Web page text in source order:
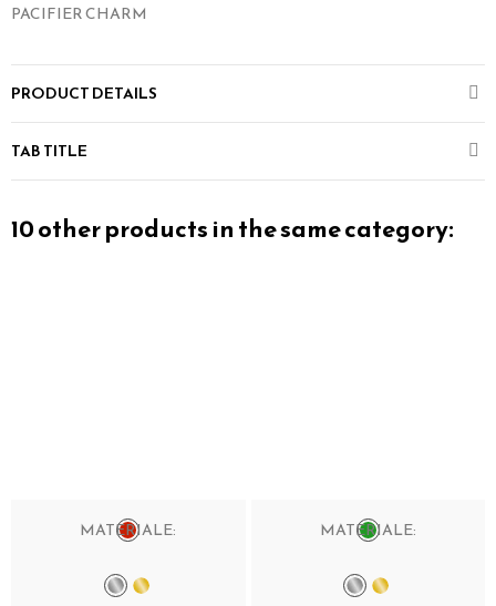
PACIFIER CHARM
PRODUCT DETAILS
TAB TITLE
10 other products in the same category:
MATERIALE: MATERIALE: